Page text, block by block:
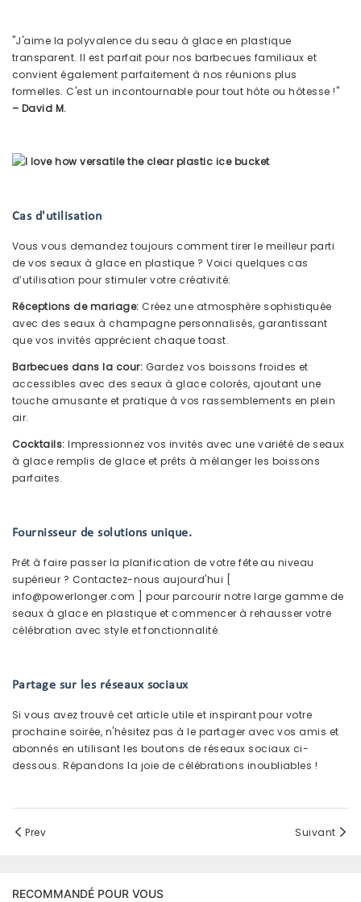
"J'aime la polyvalence du seau à glace en plastique
transparent. Il est parfait pour nos barbecues familiaux et
convient également parfaitement à nos réunions plus
formelles. C'est un incontournable pour tout hôte ou hôtesse !"
– David M.
Cas d'utilisation
Vous vous demandez toujours comment tirer le meilleur parti
de vos seaux à glace en plastique ? Voici quelques cas
d’utilisation pour stimuler votre créativité:
Réceptions de mariage:Créez une atmosphère sophistiquée
avec des seaux à champagne personnalisés, garantissant
que vos invités apprécient chaque toast.
Barbecues dans la cour: Gardez vos boissons froides et
accessibles avec des seaux à glace colorés, ajoutant une
touche amusante et pratique à vos rassemblements en plein
air.
Cocktails:Impressionnez vos invités avec une variété de seaux
à glace remplis de glace et prêts à mélanger les boissons
parfaites.
Fournisseur de solutions unique.
Prêt à faire passer la planification de votre fête au niveau
supérieur ? Contactez-nous aujourd'hui [
info@powerlonger.com
] pour parcourir notre large gamme de
seaux à glace en plastique et commencer à rehausser votre
célébration avec style et fonctionnalité.
Partage sur les réseaux sociaux
Si vous avez trouvé cet article utile et inspirant pour votre
prochaine soirée, n'hésitez pas à le partager avec vos amis et
abonnés en utilisant les boutons de réseaux sociaux ci-
dessous. Répandons la joie de célébrations inoubliables !
Prev Suivant
RECOMMANDÉ POUR VOUS